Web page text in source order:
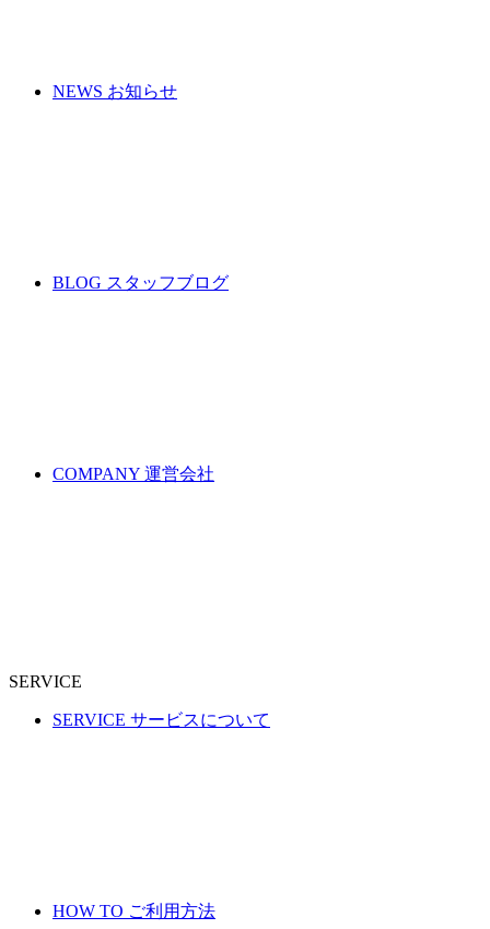
NEWS お知らせ
BLOG スタッフブログ
COMPANY 運営会社
SERVICE
SERVICE サービスについて
HOW TO ご利用方法